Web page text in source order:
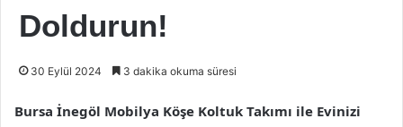
Doldurun!
30 Eylül 2024 3 dakika okuma süresi
Bursa İnegöl Mobilya Köşe Koltuk Takımı ile Evinizi